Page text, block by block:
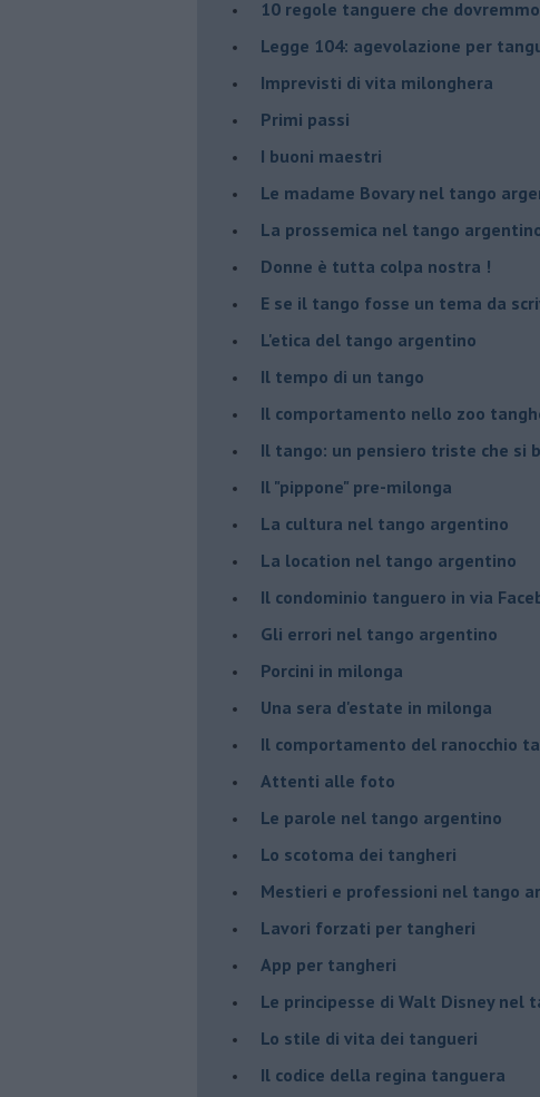
10 regole tanguere che
Legge 104: agevolazione per
Imprevisti di vita milonghera
Primi passi
I buoni maestri
Le madame Bovary nel tango
La prossemica nel tango
Donne è tutta colpa nostra !
E se il tango fosse un tema da
L'etica del tango argentino
Il tempo di un tango
Il comportamento nello zoo
Il tango: un pensiero triste che si
Il "pippone" pre-milonga
La cultura nel tango argentino
La location nel tango argentino
Il condominio tanguero in via
Gli errori nel tango argentino
Porcini in milonga
Una sera d'estate in milonga
Il comportamento del ranocchio
Attenti alle foto
Le parole nel tango argentino
Lo scotoma dei tangheri
Mestieri e professioni nel tango
Lavori forzati per tangheri
App per tangheri
Le principesse di Walt Disney nel
Lo stile di vita dei tangueri
Il codice della regina tanguera